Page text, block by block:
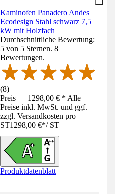
Kaminofen Panadero Andes
Ecodesign Stahl schwarz 7,5
kW mit Holzfach
Durchschnittliche Bewertung:
5 von 5 Sternen. 8
Bewertungen.
(8)
Preis — 1298,00 € * Alle
Preise inkl. MwSt. und ggf.
zzgl. Versandkosten pro
ST1298,00 €*/ ST
Produktdatenblatt